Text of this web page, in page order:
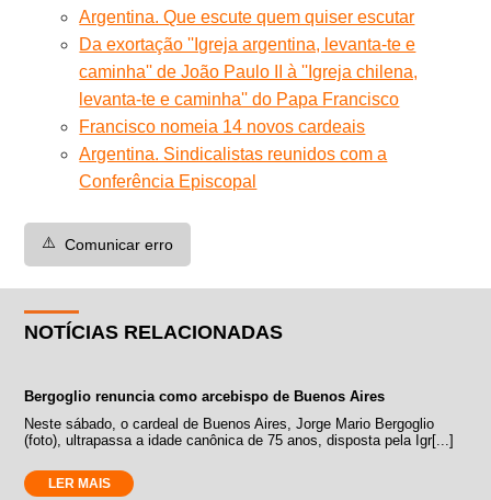
Argentina. Que escute quem quiser escutar
Da exortação ''Igreja argentina, levanta-te e
caminha'' de João Paulo II à ''Igreja chilena,
levanta-te e caminha'' do Papa Francisco
Francisco nomeia 14 novos cardeais
Argentina. Sindicalistas reunidos com a
Conferência Episcopal
⚠️ Comunicar erro
NOTÍCIAS RELACIONADAS
Bergoglio renuncia como arcebispo de Buenos Aires
Neste sábado, o cardeal de Buenos Aires, Jorge Mario Bergoglio
(foto), ultrapassa a idade canônica de 75 anos, disposta pela Igr[...]
LER MAIS